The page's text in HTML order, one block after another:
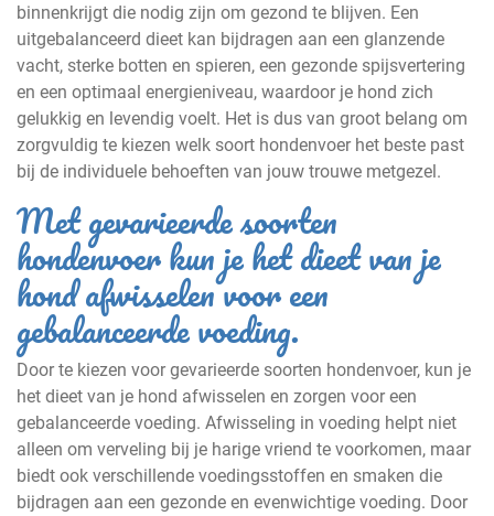
binnenkrijgt die nodig zijn om gezond te blijven. Een
uitgebalanceerd dieet kan bijdragen aan een glanzende
vacht, sterke botten en spieren, een gezonde spijsvertering
en een optimaal energieniveau, waardoor je hond zich
gelukkig en levendig voelt. Het is dus van groot belang om
zorgvuldig te kiezen welk soort hondenvoer het beste past
bij de individuele behoeften van jouw trouwe metgezel.
Met gevarieerde soorten
hondenvoer kun je het dieet van je
hond afwisselen voor een
gebalanceerde voeding.
Door te kiezen voor gevarieerde soorten hondenvoer, kun je
het dieet van je hond afwisselen en zorgen voor een
gebalanceerde voeding. Afwisseling in voeding helpt niet
alleen om verveling bij je harige vriend te voorkomen, maar
biedt ook verschillende voedingsstoffen en smaken die
bijdragen aan een gezonde en evenwichtige voeding. Door